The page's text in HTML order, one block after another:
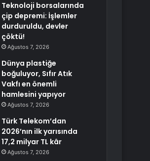
Teknoloji borsalarında
çip depremi: İşlemler
durduruldu, devler
çöktü!
Ağustos 7, 2026
Dünya plastiğe
boğuluyor, Sıfır Atık
Vakfı en önemli
hamlesini yapıyor
Ağustos 7, 2026
Türk Telekom’dan
2026’nın ilk yarısında
17,2 milyar TL kâr
Ağustos 7, 2026